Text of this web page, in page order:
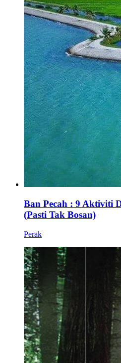
Ban Pecah : 9 Aktiviti
(Pasti Tak Bosan)
Perak